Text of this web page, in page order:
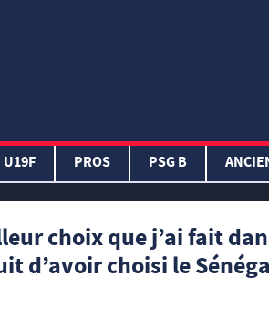
U19F PROS PSG B
choix que j’ai fait
d’avoir choisi le